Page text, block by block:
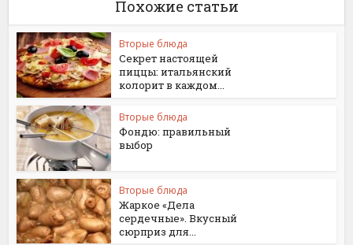
Похожие статьи
Вторые блюда
Секрет настоящей
пиццы: итальянский
колорит в каждом...
Вторые блюда
Фондю: правильный
выбор
Вторые блюда
Жаркое «Дела
сердечные». Вкусный
сюрприз для...